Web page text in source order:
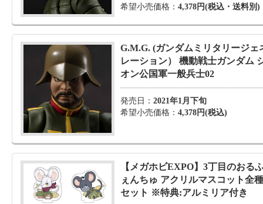
希望小売価格： 4,378円(税込・送料別)
G.M.G. (ガンダムミリタリージェ
レーション） 機動戦士ガンダム
オン公国軍一般兵士02
発売日： 2021年1月下旬
希望小売価格： 4,378円(税込)
【メガホビEXPO】3丁目のおる
ぇんちゅ アクリルマスコット全種
セット ※特典:アルミリア付き